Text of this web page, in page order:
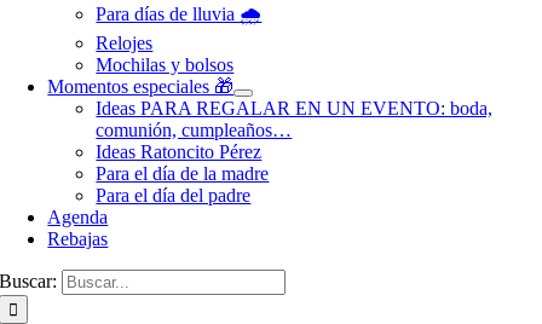
Para días de lluvia 🌧️
Relojes
Mochilas y bolsos
Momentos especiales 🎁
Ideas PARA REGALAR EN UN EVENTO: boda,
comunión, cumpleaños…
Ideas Ratoncito Pérez
Para el día de la madre
Para el día del padre
Agenda
Rebajas
Buscar: